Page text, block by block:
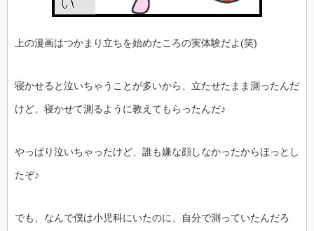
上の漫画はつかまり立ちを始めたころの実体験だよ(笑)
寝かせると泣いちゃうことが多いから、立たせたまま測ったんだ
けど、寝かせて測るように教えてもらったんだ♪
やっぱり泣いちゃったけど、誰も嫌な顔しなかったからほっとし
たぞ♪
でも、なんで僕は小児科にいたのに、自分で測っていたんだろ